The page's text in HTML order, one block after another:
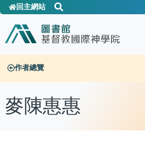
回主網站
作者總覽
麥陳惠惠